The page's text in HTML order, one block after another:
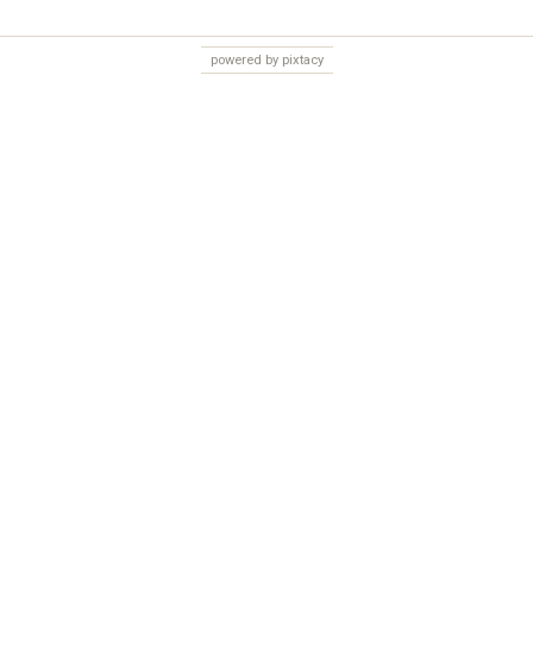
powered by pixtacy